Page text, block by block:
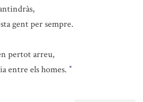
gent per sempre.
pertot arreu,
entre els homes. *